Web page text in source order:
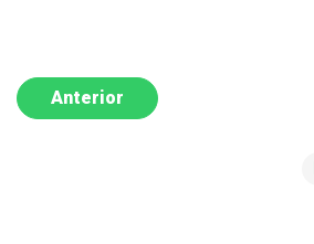
Anterior